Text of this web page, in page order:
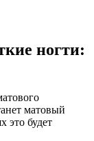
ногти:
матовый
это будет